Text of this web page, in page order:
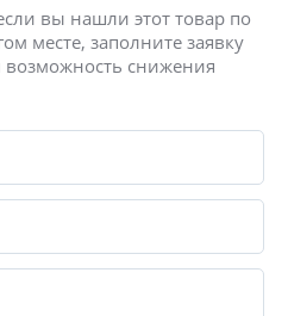
вы нашли этот товар по
месте, заполните заявку
снижения